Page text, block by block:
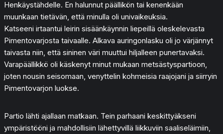
Henkäystähdelle. En halunnut päällikön tai kenenkään
muunkaan tietävän, että minulla oli univaikeuksia.
Katseeni irtaantui leirin sisäänkäynnin liepeillä oleskelevasta
Pimentovarjosta taivaalle. Alkava auringonlasku oli jo värjännyt
taivasta niin, että sininen väri muuttui hiljalleen punertavaksi.
Varapäällikkö oli käskenyt minut mukaan metsästyspartioon,
joten nousin seisomaan, venyttelin kohmeisia raajojani ja siirryin
Pimentovarjon luokse.
Partio lähti ajallaan matkaan. Tein parhaani keskittyäkseni
ympäristööni ja mahdollisiin lähettyvillä liikkuviin saaliseläimiin,